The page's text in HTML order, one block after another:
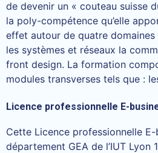
de devenir un « couteau suisse
la poly-compétence qu’elle
effet autour de quatre
les systèmes et réseaux la
front design. La formation
modules transverses tels que :
Licence professionnelle E-
Cette Licence professionnelle
département GEA de l’IUT Lyon